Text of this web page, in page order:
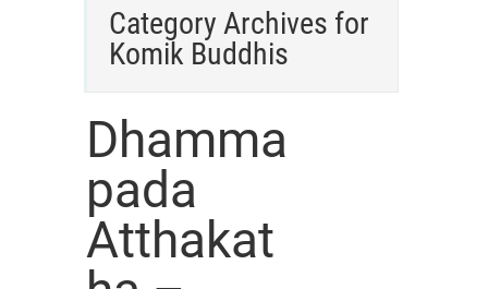
Category Archives for
Komik Buddhis
Dhamma
pada
Atthakat